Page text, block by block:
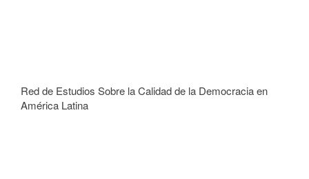
Red de Estudios Sobre la Calidad de la Democracia en
América Latina